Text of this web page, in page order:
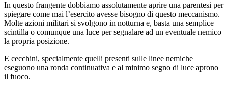
In questo frangente dobbiamo assolutamente aprire una parentesi per
spiegare come mai l’esercito avesse bisogno di questo meccanismo.
Molte azioni militari si svolgono in notturna e, basta una semplice
scintilla o comunque una luce per segnalare ad un eventuale nemico
la propria posizione.
E cecchini, specialmente quelli presenti sulle linee nemiche
eseguono una ronda continuativa e al minimo segno di luce aprono
il fuoco.